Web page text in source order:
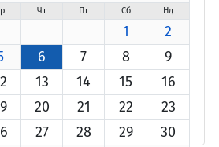
Чт Пт Сб Нд
1
2
6 7 8
9
13 14 15
16
20 21 22
23
27 28 29
30